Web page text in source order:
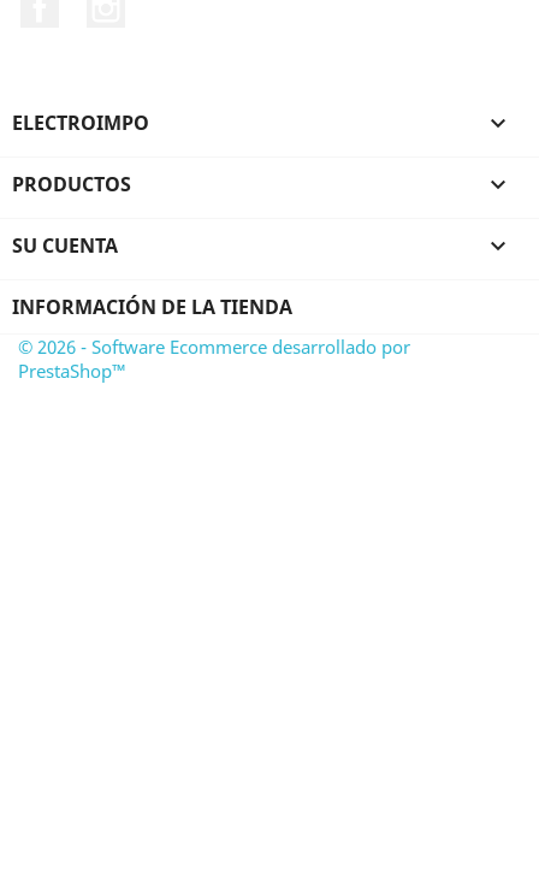
ELECTROIMPO 
PRODUCTOS 
SU CUENTA 
INFORMACIÓN DE LA TIENDA
© 2026 - Software Ecommerce desarrollado por
PrestaShop™